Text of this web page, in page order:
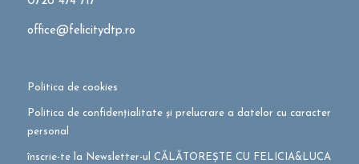
office@felicitydtp.ro
Politica de cookies
Politica de confidențialitate și prelucrare a datelor cu caracter
personal
înscrie-te la Newsletter-ul CĂLĂTOREȘTE CU FELICIA&LUCA